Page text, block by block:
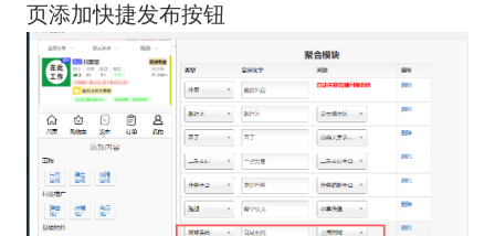
页添加快捷发布按钮